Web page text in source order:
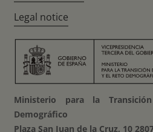
Legal notice
Ministerio para la
Demográfico
Plaza San Juan de la Cruz, 10